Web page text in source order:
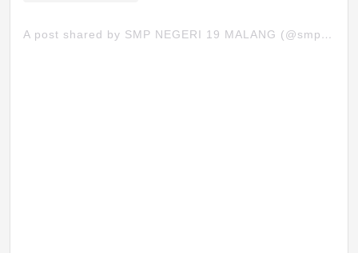
A post shared by SMP NEGERI 19 MALANG (@smpn19mlg)